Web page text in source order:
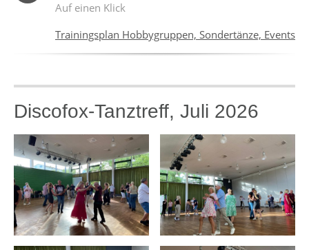
Auf einen Klick
Trainingsplan Hobbygruppen, Sondertänze, Events
Discofox-Tanztreff, Juli 2026